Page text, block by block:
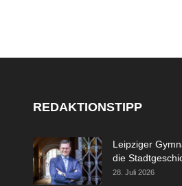
REDAKTIONSTIPP
Leipziger
die
28. Juli 2026